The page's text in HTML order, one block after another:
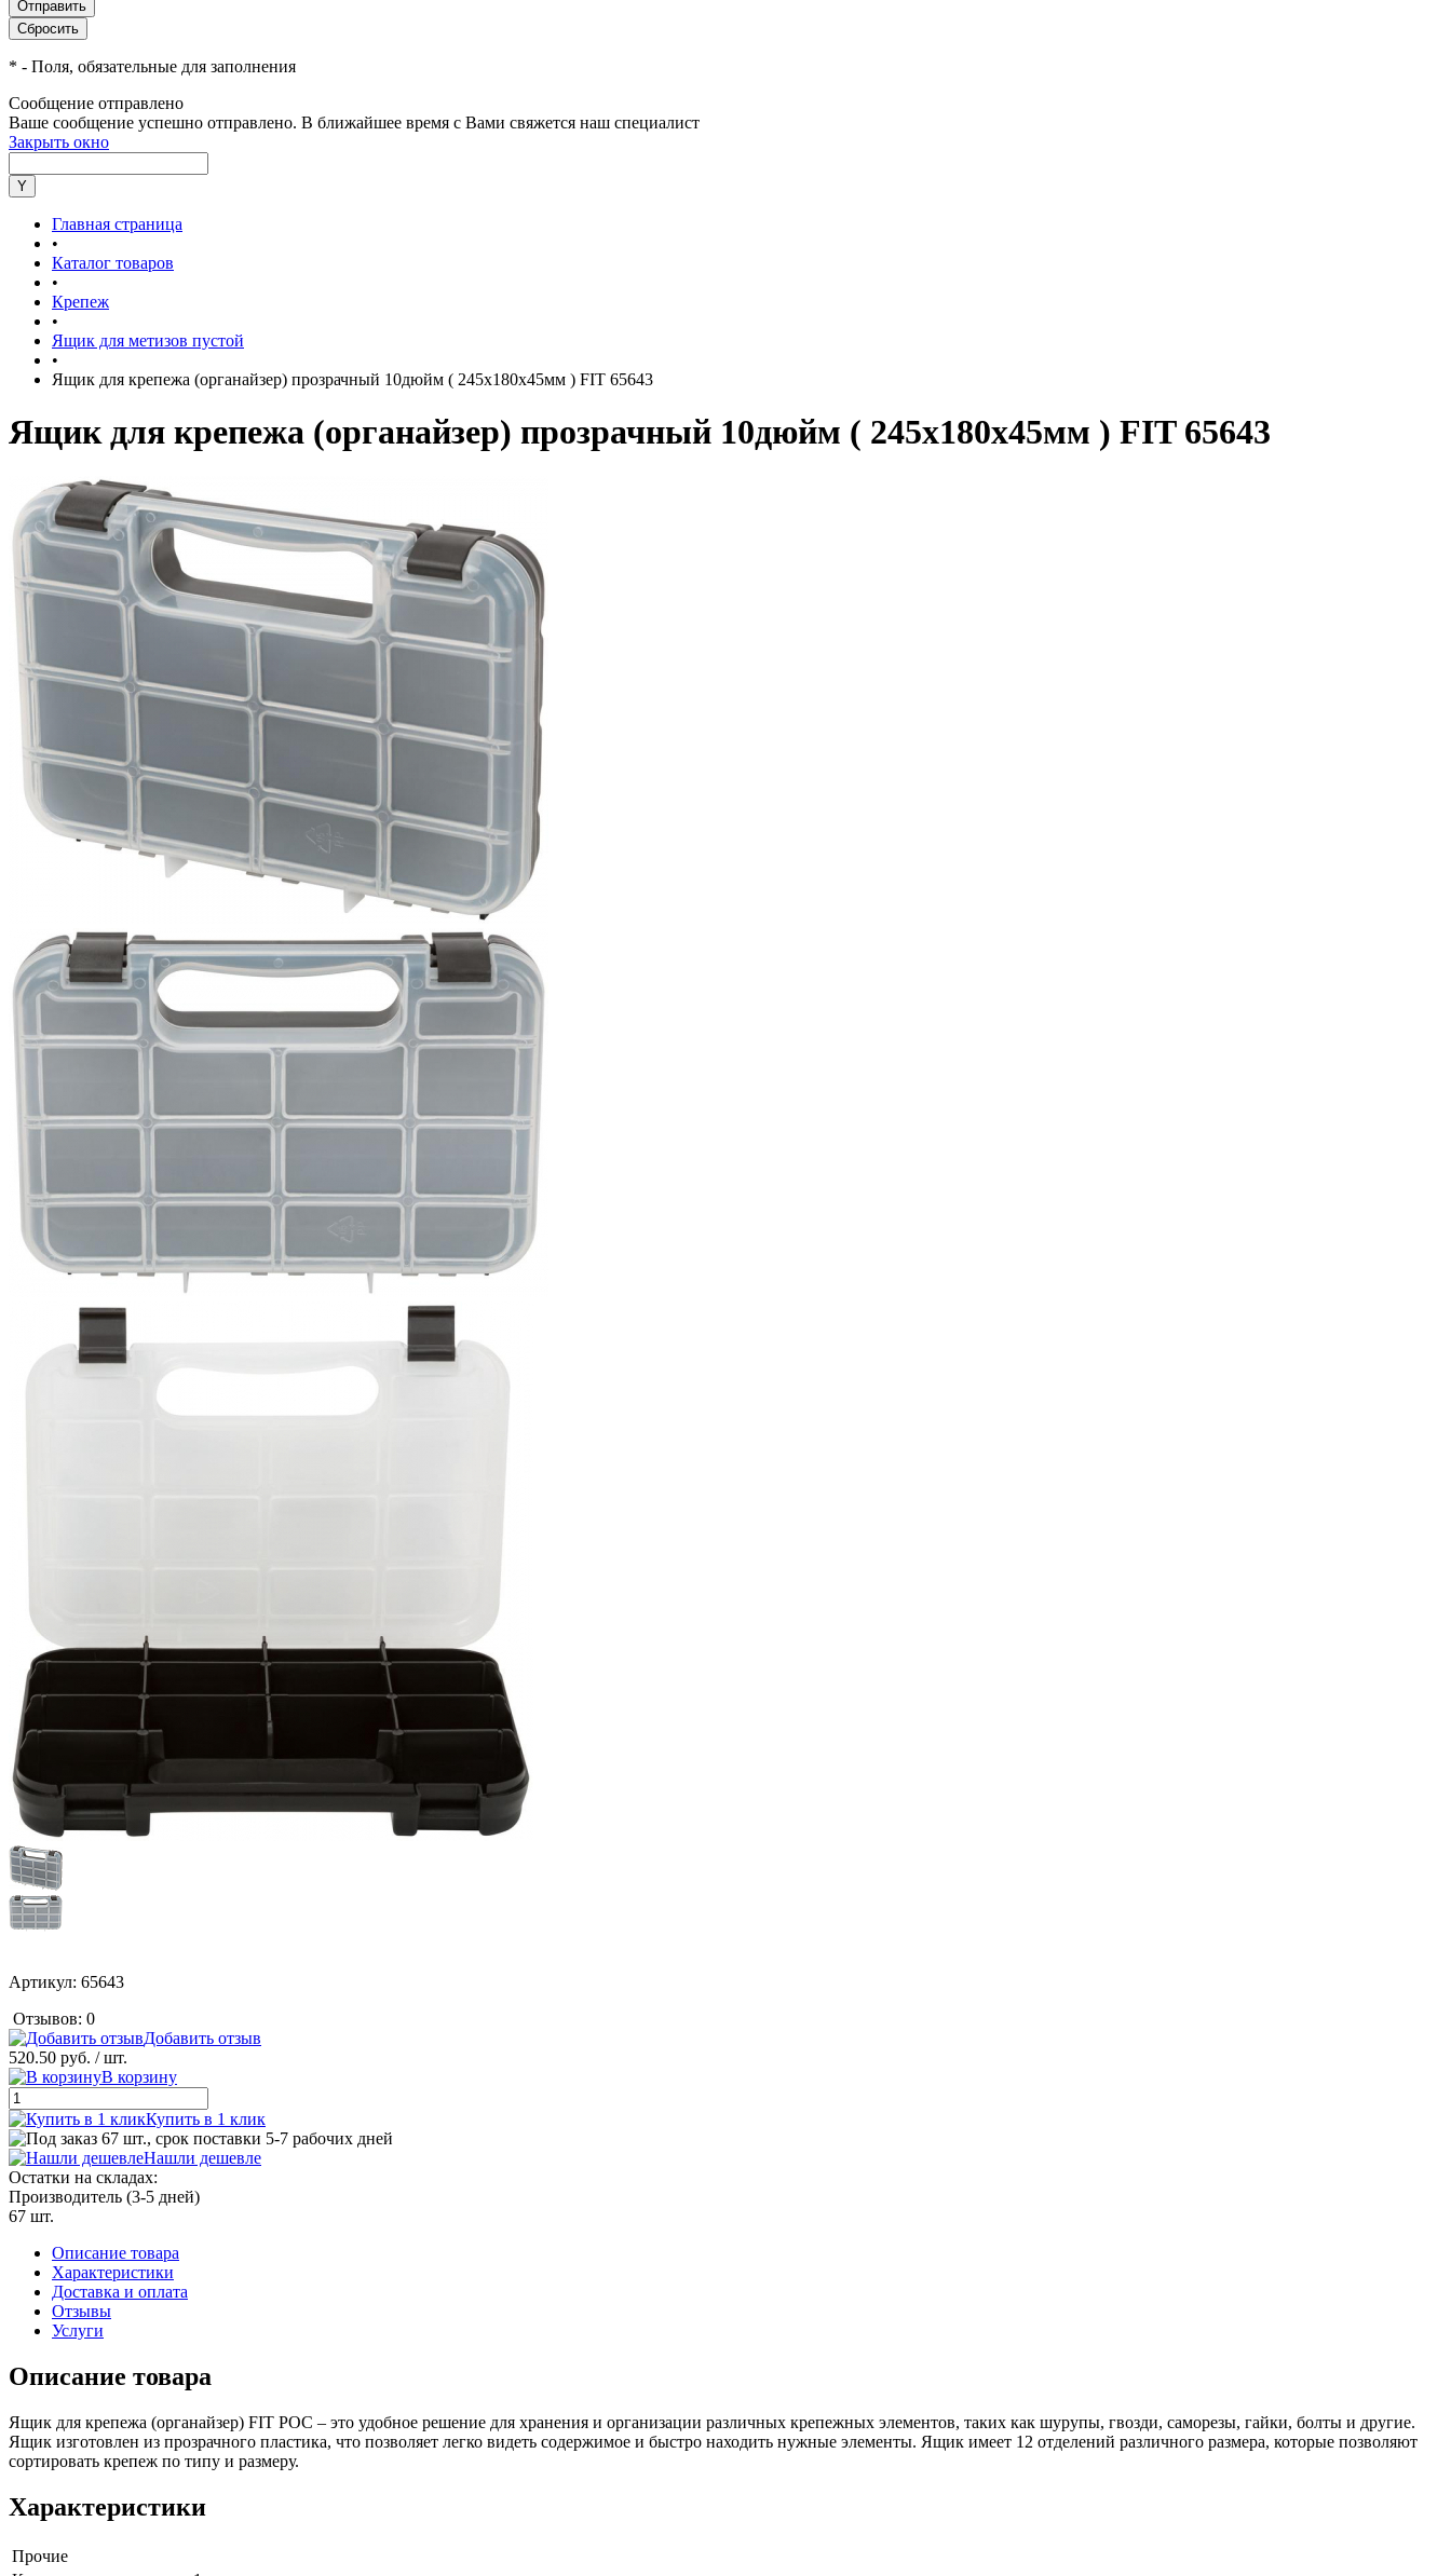
* - Поля, обязательные для заполнения
Сообщение отправлено
Ваше сообщение успешно отправлено. В ближайшее время с Вами свяжется наш специалист
Закрыть окно
Главная страница
•
Каталог товаров
•
Крепеж
•
Ящик для метизов пустой
•
Ящик для крепежа (органайзер) прозрачный 10дюйм ( 245х180х45мм ) FIT 65643
Ящик для крепежа (органайзер) прозрачный 10дюйм ( 245х180х45мм ) FIT 65643
Артикул: 65643
Отзывов: 0
Добавить отзыв
520.50 руб. / шт.
В корзину
Купить в 1 клик
67 шт., срок поставки 5-7 рабочих дней
Нашли дешевле
Остатки на складах:
Производитель (3-5 дней)
67 шт.
Описание товара
Характеристики
Доставка и оплата
Отзывы
Услуги
Описание товара
Ящик для крепежа (органайзер) FIT РОС – это удобное решение для хранения и организации различных крепежных элементов, таких как шурупы, гвозди, саморезы, гайки, болты и другие.
Ящик изготовлен из прозрачного пластика, что позволяет легко видеть содержимое и быстро находить нужные элементы. Ящик имеет 12 отделений различного размера, которые позволяют
сортировать крепеж по типу и размеру.
Характеристики
Прочие